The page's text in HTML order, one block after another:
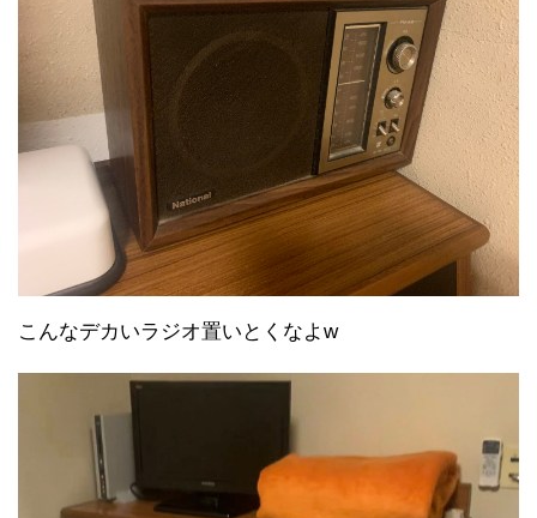
こんなデカいラジオ置いとくなよw